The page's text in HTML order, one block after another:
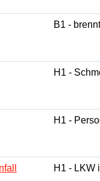
B1 -
H1 -
H1 -
H1 - LKW